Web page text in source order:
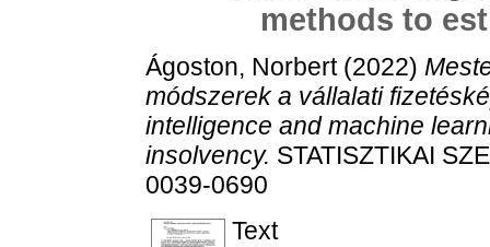
methods to
Ágoston, Norbert(2022)
módszerek a vállalati
intelligence and machine
insolvency. STATISZTIKAI
0039-0690
Text